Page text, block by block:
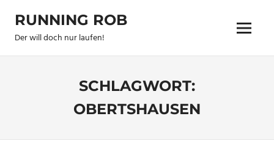
Inhalt
springen
RUNNING ROB
Der will doch nur laufen! Menu
SCHLAGWORT:
OBERTSHAUSEN